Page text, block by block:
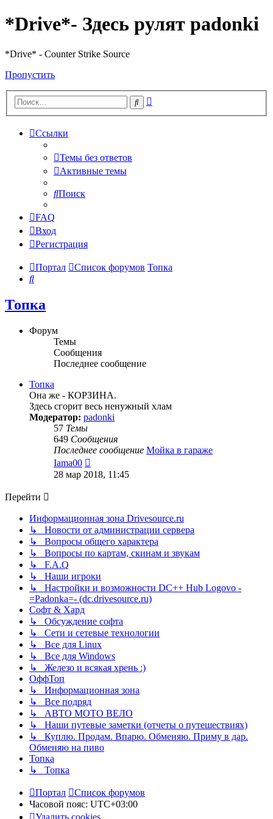
*Drive*- Здесь рулят padonki
*Drive* - Counter Strike Source
Пропустить
Поиск
Ссылки
Темы без ответов
Активные темы
Поиск
FAQ
Вход
Регистрация
Портал Список форумов Топка
Поиск
Топка
Форум
Темы
Сообщения
Последнее сообщение
Топка
Она же - КОРЗИНА.
Здесь сгорит весь ненужный хлам
Модератор: padonki
57 Темы
649 Сообщения
Последнее сообщение Мойка в гараже
Iama00
к
последнему
28 мар 2018, 11:45
Перейти
Информационная зона Drivesource.ru
↳ Новости от администрации сервера
↳ Вопросы общего характера
↳ Вопросы по картам, скинам и звукам
↳ F.A.Q
↳ Наши игроки
↳ Настройки и возможности DC++ Hub Logovo -
=Padonka=- (dc.drivesource.ru)
Софт & Хард
↳ Обсуждение софта
↳ Сети и сетевые технологии
↳ Все для Linux
↳ Все для Windows
↳ Железо и всякая хрень :)
ОффТоп
↳ Информационная зона
↳ Все подряд
↳ АВТО МОТО ВЕЛО
↳ Наши путевые заметки (отчеты о путешествиях)
↳ Куплю. Продам. Впарю. Обменяю. Приму в дар.
Обменяю на пиво
Топка
↳ Топка
Портал
Список форумов
Часовой пояс: UTC+03:00